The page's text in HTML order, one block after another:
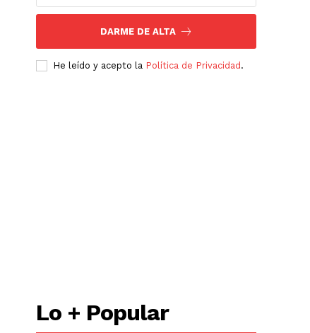
DARME DE ALTA
He leído y acepto la Política de Privacidad .
Lo + Popular